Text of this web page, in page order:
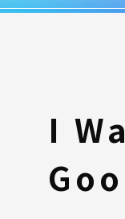
I